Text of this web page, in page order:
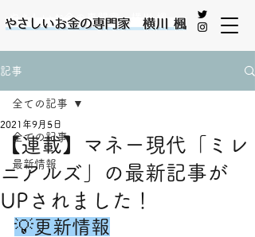
やさしいお金の専門家 横川 楓
記事
全ての記事
最新情報
全ての記事
【連載】マネー現代「ミレ
ニアルズ」の最新記事が
UPされました！
2021年9月5日
💡更新情報